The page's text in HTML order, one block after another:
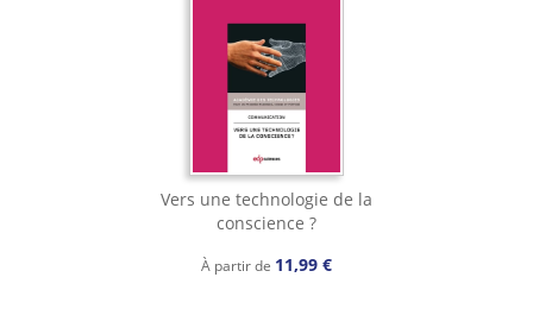
Vers une technologie de la
conscience ?
À partir de 11,99 €